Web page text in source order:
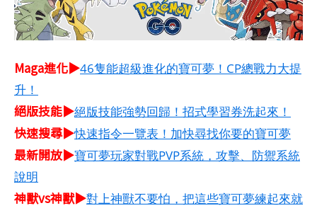
Maga進化▶46隻能超級進化的寶可夢！CP總戰力大提
升！
絕版技能▶絕版技能強勢回歸！招式學習券洗起來！
快速搜尋▶快速指令一覽表！加快尋找你要的寶可夢
最新開放▶寶可夢玩家對戰PVP系統，攻擊、防禦系統
說明
神獸vs神獸▶對上神獸不要怕，把這些寶可夢練起來就